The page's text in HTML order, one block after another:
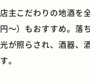
店主こだわりの地酒を
円〜）もおすすめ。落
光が照らされ、酒器、
す。